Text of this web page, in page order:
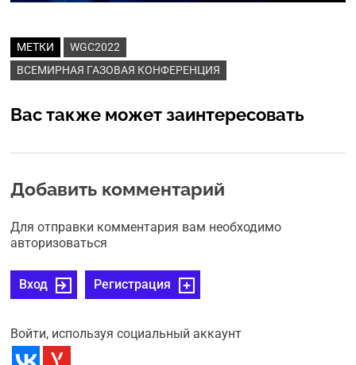
МЕТКИ
WGC2022
ВСЕМИРНАЯ ГАЗОВАЯ КОНФЕРЕНЦИЯ
Вас также может заинтересовать
Добавить комментарий
Для отправки комментария вам необходимо
авторизоваться
Вход Регистрация
Войти, используя социальный аккаунт